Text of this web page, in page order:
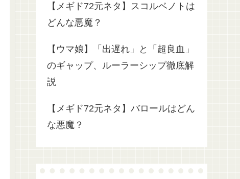
【メギド72元ネタ】スコルベノトは
どんな悪魔？
【ウマ娘】「出遅れ」と「超良血」
のギャップ、ルーラーシップ徹底解
説
【メギド72元ネタ】バロールはどん
な悪魔？